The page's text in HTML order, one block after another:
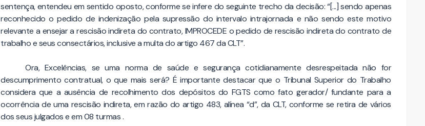
sentença, entendeu em sentido oposto, conforme se infere do seguinte trecho da decisão: “[...] sendo apenas
reconhecido o pedido de indenização pela supressão do intervalo intrajornada e não sendo este motivo
relevante a ensejar a rescisão indireta do contrato, IMPROCEDE o pedido de rescisão indireta do contrato de
trabalho e seus consectários, inclusive a multa do artigo 467 da CLT”.
Ora, Excelências, se uma norma de saúde e segurança cotidianamente desrespeitada não for
descumprimento contratual, o que mais será? É importante destacar que o Tribunal Superior do Trabalho
considera que a ausência de recolhimento dos depósitos do FGTS como fato gerador/ fundante para a
ocorrência de uma rescisão indireta, em razão do artigo 483, alínea “d”, da CLT, conforme se retira de vários
dos seus julgados e em 08 turmas .